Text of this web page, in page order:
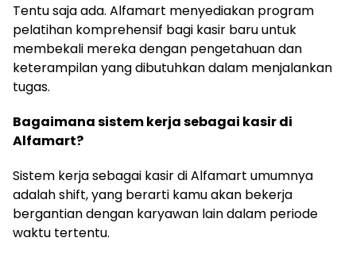
Tentu saja ada. Alfamart menyediakan program
pelatihan komprehensif bagi kasir baru untuk
membekali mereka dengan pengetahuan dan
keterampilan yang dibutuhkan dalam menjalankan
tugas.
Bagaimana sistem kerja sebagai kasir di
Alfamart?
Sistem kerja sebagai kasir di Alfamart umumnya
adalah shift, yang berarti kamu akan bekerja
bergantian dengan karyawan lain dalam periode
waktu tertentu.